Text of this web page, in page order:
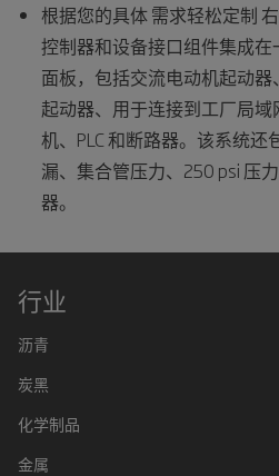
根据您的具体 需求轻松定制
控制器和设备接口组件集成在
面板，包括交流电动机起动
起动器、用于连接到工厂局
机、PLC 和断路器。该系统还
漏、集合管压力、250 psi 压
器。
行业
沥青
炭黑
化学制品
金属